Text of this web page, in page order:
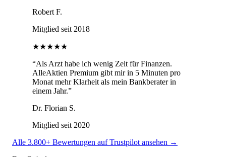
Robert F.
Mitglied seit 2018
★★★★★
“Als Arzt habe ich wenig Zeit für Finanzen.
AlleAktien Premium gibt mir in 5 Minuten pro
Monat mehr Klarheit als mein Bankberater in
einem Jahr.”
Dr. Florian S.
Mitglied seit 2020
Alle 3.800+ Bewertungen auf Trustpilot ansehen →